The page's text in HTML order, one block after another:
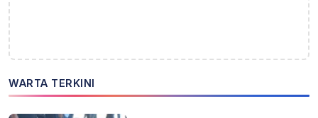
WARTA TERKINI